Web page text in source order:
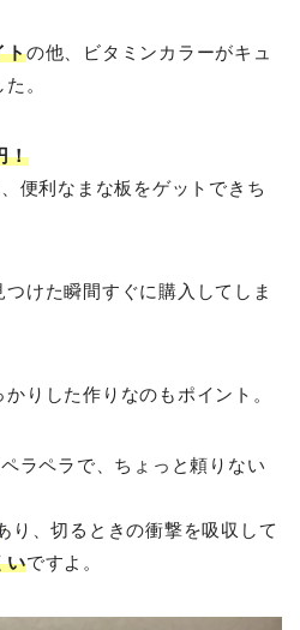
トの他、ビタミンカラーがキュ
。
！
便利なまな板をゲットできち
けた瞬間すぐに購入してしま
りした作りなのもポイント。
ラペラで、ちょっと頼りない
り、切るときの衝撃を吸収して
いですよ。